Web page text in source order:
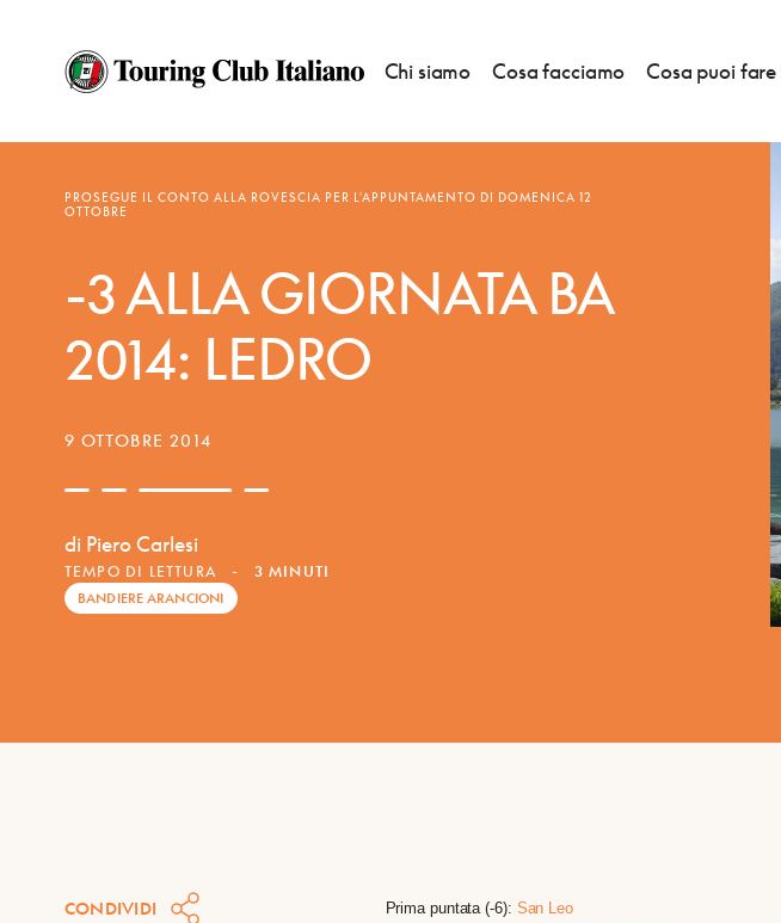
Chi siamo Cosa facciamo Cosa puoi fare
PROSEGUE IL CONTO ALLA ROVESCIA PER L'APPUNTAMENTO DI DOMENICA 12
OTTOBRE
-3 ALLA GIORNATA BA
2014: LEDRO
9 OTTOBRE 2014
di Piero Carlesi
TEMPO DI LETTURA - 3 MINUTI
BANDIERE ARANCIONI
Prima puntata (-6): San Leo
CONDIVIDI